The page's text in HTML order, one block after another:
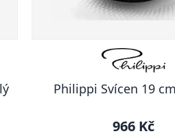
Philippi Svícen 19
966 Kč